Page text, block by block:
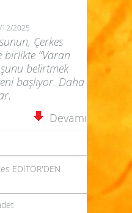
2025
Çerkes
birlikte “Varan
belirtmek
başlıyor. Daha
Devamı
EDİTÖR'DEN